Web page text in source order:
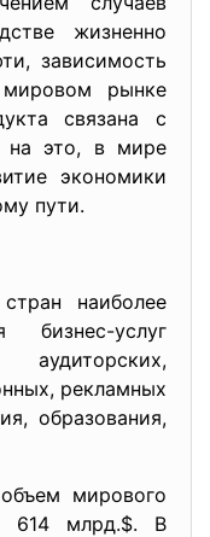
жизненно
зависимость
рынке
связана с
на это, в мире
экономики
пути.
наиболее
бизнес-услуг
аудиторских,
рекламных
образования,
мирового
614 млрд.$. В